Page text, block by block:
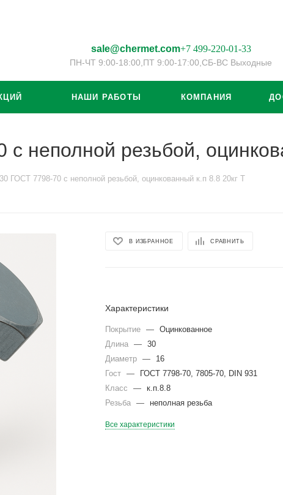
sale@chermet.com+7 499-220-01-33
ПН-ЧТ 9:00-18:00, ПТ 9:00-17:00, СБ-ВС Выходные
НАШИ РАБОТЫ КОМПАНИЯ
неполной резьбой,
ГОСТ 7798-70 с неполной резьбой, оцинкованный к.п 8.8 20кг Т
В ИЗБРАННОЕ СРАВНИТЬ
Характеристики
Покрытие —
Оцинкованное
Длина
—
30
Диаметр
—
16
Гост
—
ГОСТ 7798-70, 7805-70, DIN 931
Класс
—
к.п.8.8
Резьба
— неполная резьба
Все характеристики